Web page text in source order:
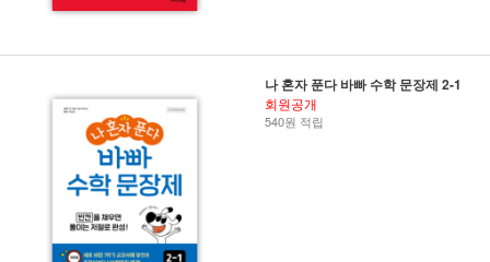
나 혼자 푼다 바빠 수학 문장제 2-1
회원공개
540원 적립